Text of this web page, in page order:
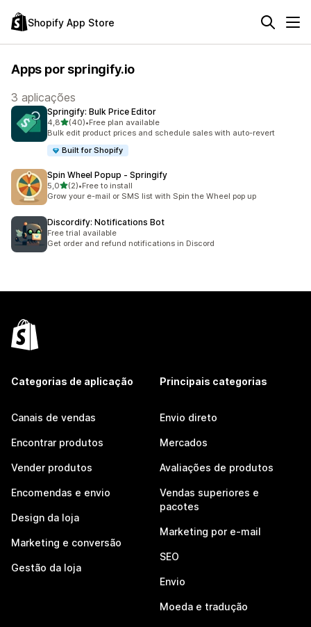
Shopify App Store
Apps por springify.io
3 aplicações
Springify: Bulk Price Editor
4,8de 5 estrelas
(40)
40 total de avaliações
•Free plan available
Bulk edit product prices and schedule sales with auto-revert
Built for Shopify
Spin Wheel Popup ‑ Springify
5,0de 5 estrelas
(2)
2 total de avaliações
•Free to install
Grow your e-mail or SMS list with Spin the Wheel pop up
Discordify: Notifications Bot
Free trial available
Get order and refund notifications in Discord
Categorias de aplicação
Canais de vendas
Encontrar produtos
Vender produtos
Encomendas e envio
Design da loja
Marketing e conversão
Gestão da loja
Principais categorias
Envio direto
Mercados
Avaliações de produtos
Vendas superiores e
pacotes
Marketing por e-mail
SEO
Envio
Moeda e tradução